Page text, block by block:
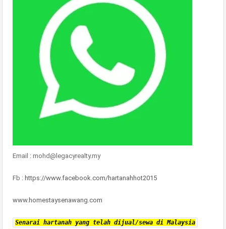
Email : mohd@legacyrealty.my
Fb : https://www.facebook.com/hartanahhot2015
www.homestaysenawang.com
Senarai hartanah yang telah dijual/sewa di Malaysia